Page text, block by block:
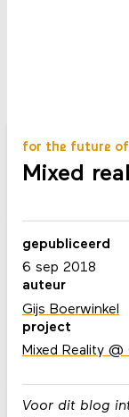
for the future of
Mixed
Voor dit blog
gepubliceerd
6 sep 2018
auteur
Gijs Boerwinkel
project
Mixed Reality @